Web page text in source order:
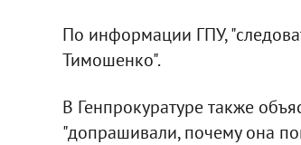
По информации ГПУ,
Тимошенко".
В Генпрокуратуре также
"допрашивали, почему она